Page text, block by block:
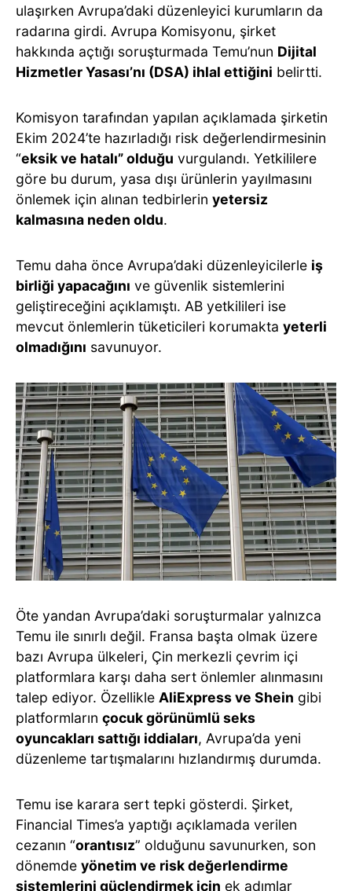
ulaşırken Avrupa’daki düzenleyici kurumların da
radarına girdi. Avrupa Komisyonu, şirket
hakkında açtığı soruşturmada Temu’nun Dijital
Hizmetler Yasası’nı (DSA) ihlal ettiğini belirtti.
Komisyon tarafından yapılan açıklamada şirketin
Ekim 2024’te hazırladığı risk değerlendirmesinin
“eksik ve hatalı” olduğu vurgulandı. Yetkililere
göre bu durum, yasa dışı ürünlerin yayılmasını
önlemek için alınan tedbirlerin yetersiz
kalmasına neden oldu.
Temu daha önce Avrupa’daki düzenleyicilerle iş
birliği yapacağını ve güvenlik sistemlerini
geliştireceğini açıklamıştı. AB yetkilileri ise
mevcut önlemlerin tüketicileri korumakta yeterli
olmadığını savunuyor.
Öte yandan Avrupa’daki soruşturmalar yalnızca
Temu ile sınırlı değil. Fransa başta olmak üzere
bazı Avrupa ülkeleri, Çin merkezli çevrim içi
platformlara karşı daha sert önlemler alınmasını
talep ediyor. Özellikle AliExpress ve Shein gibi
platformların çocuk görünümlü seks
oyuncakları sattığı iddiaları, Avrupa’da yeni
düzenleme tartışmalarını hızlandırmış durumda.
Temu ise karara sert tepki gösterdi. Şirket,
Financial Times’a yaptığı açıklamada verilen
cezanın “orantısız” olduğunu savunurken, son
dönemde yönetim ve risk değerlendirme
sistemlerini güçlendirmek için ek adımlar